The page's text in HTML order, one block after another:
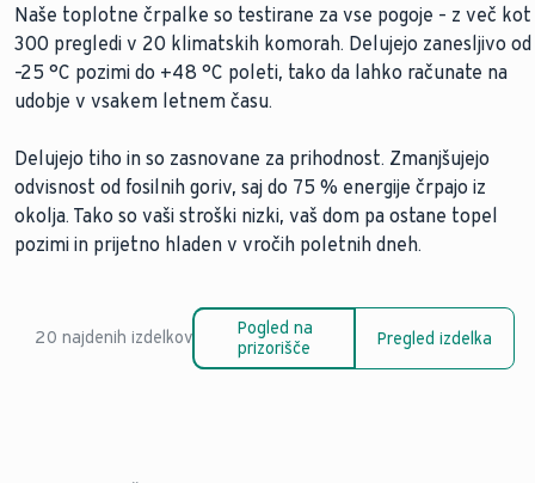
Naše toplotne črpalke so testirane za vse pogoje – z več kot
300 pregledi v 20 klimatskih komorah. Delujejo zanesljivo od
–25 °C pozimi do +48 °C poleti, tako da lahko računate na
udobje v vsakem letnem času.
Delujejo tiho in so zasnovane za prihodnost. Zmanjšujejo
odvisnost od fosilnih goriv, saj do 75 % energije črpajo iz
okolja. Tako so vaši stroški nizki, vaš dom pa ostane topel
pozimi in prijetno hladen v vročih poletnih dneh.
20 najdenih izdelkov
Pogled na
prizorišče
Pregled izdelka